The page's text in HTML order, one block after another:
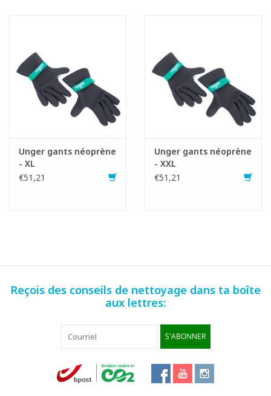
Unger gants néoprène
- XL
€51,21
Unger gants néoprène
- XXL
€51,21
Reçois des conseils de nettoyage dans ta boîte
aux lettres:
S'ABONNER